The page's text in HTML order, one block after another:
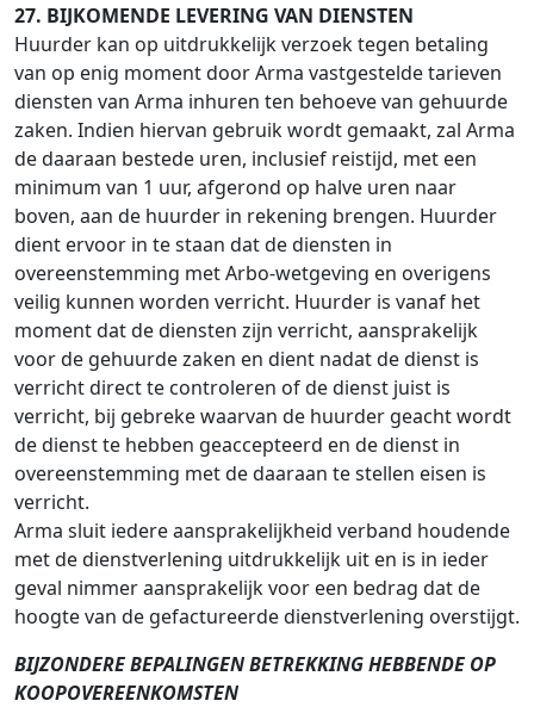
27. BIJKOMENDE LEVERING VAN DIENSTEN
Huurder kan op uitdrukkelijk verzoek tegen betaling
van op enig moment door Arma vastgestelde tarieven
diensten van Arma inhuren ten behoeve van gehuurde
zaken. Indien hiervan gebruik wordt gemaakt, zal Arma
de daaraan bestede uren, inclusief reistijd, met een
minimum van 1 uur, afgerond op halve uren naar
boven, aan de huurder in rekening brengen. Huurder
dient ervoor in te staan dat de diensten in
overeenstemming met Arbo-wetgeving en overigens
veilig kunnen worden verricht. Huurder is vanaf het
moment dat de diensten zijn verricht, aansprakelijk
voor de gehuurde zaken en dient nadat de dienst is
verricht direct te controleren of de dienst juist is
verricht, bij gebreke waarvan de huurder geacht wordt
de dienst te hebben geaccepteerd en de dienst in
overeenstemming met de daaraan te stellen eisen is
verricht.
Arma sluit iedere aansprakelijkheid verband houdende
met de dienstverlening uitdrukkelijk uit en is in ieder
geval nimmer aansprakelijk voor een bedrag dat de
hoogte van de gefactureerde dienstverlening overstijgt.
BIJZONDERE BEPALINGEN BETREKKING HEBBENDE OP
KOOPOVEREENKOMSTEN